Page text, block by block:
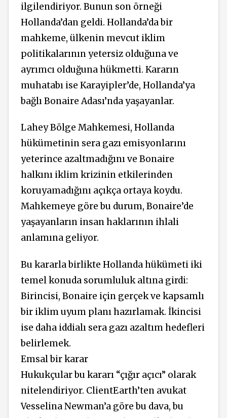
ilgilendiriyor. Bunun son örneği
Hollanda’dan geldi. Hollanda’da bir
mahkeme, ülkenin mevcut iklim
politikalarının yetersiz olduğuna ve
ayrımcı olduğuna hükmetti. Kararın
muhatabı ise Karayipler’de, Hollanda’ya
bağlı Bonaire Adası’nda yaşayanlar.
Lahey Bölge Mahkemesi, Hollanda
hükümetinin sera gazı emisyonlarını
yeterince azaltmadığını ve Bonaire
halkını iklim krizinin etkilerinden
koruyamadığını açıkça ortaya koydu.
Mahkemeye göre bu durum, Bonaire’de
yaşayanların insan haklarının ihlali
anlamına geliyor.
Bu kararla birlikte Hollanda hükümeti iki
temel konuda sorumluluk altına girdi:
Birincisi, Bonaire için gerçek ve kapsamlı
bir iklim uyum planı hazırlamak. İkincisi
ise daha iddialı sera gazı azaltım hedefleri
belirlemek.
Emsal bir karar
Hukukçular bu kararı “çığır açıcı” olarak
nitelendiriyor. ClientEarth’ten avukat
Vesselinа Newman’a göre bu dava, bu